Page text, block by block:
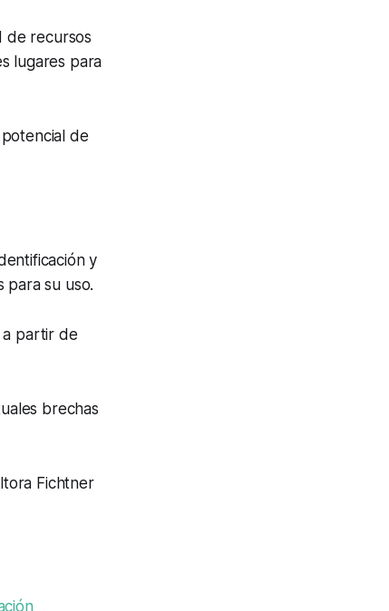
de recursos
lugares para
de
y
para su uso.
a partir de
brechas
Fichtner